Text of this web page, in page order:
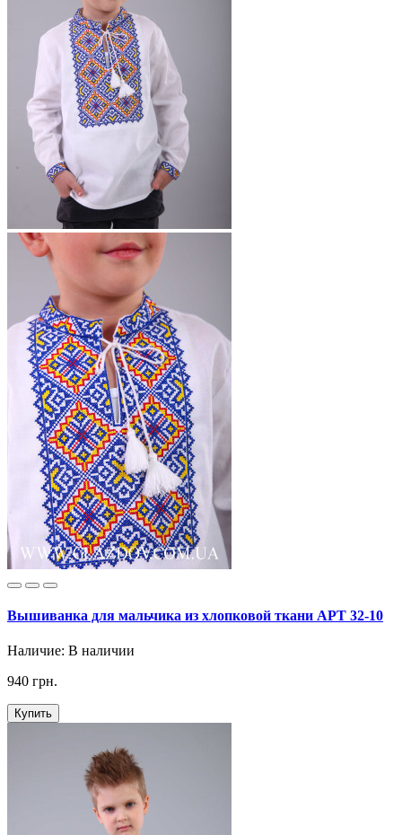
Вышиванка для мальчика из хлопковой ткани АРТ 32-10
Наличие: В наличии
940 грн.
Купить